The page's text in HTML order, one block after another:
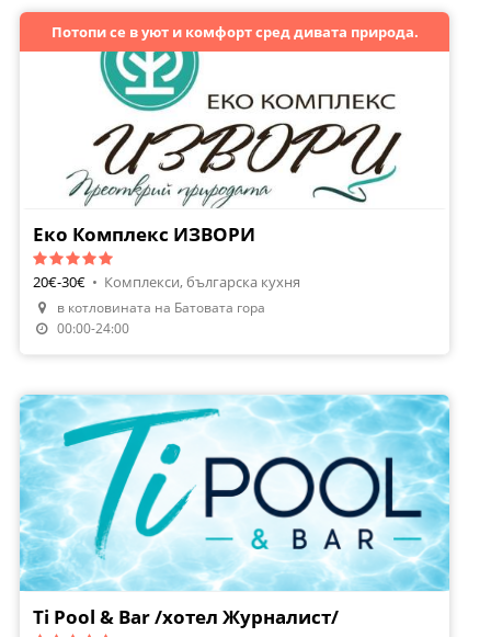
Направи Резервация
Потопи се в уют и комфорт сред дивата природа.
Еко Комплекс ИЗВОРИ
20€-30€ • Комплекси, българска кухня
в котловината на Батовата гора
00:00-24:00
Ti Pool & Bar /хотел Журналист/